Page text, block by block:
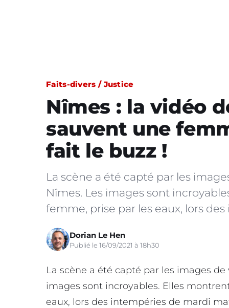
Faits-divers / Justice
Nîmes : la vidéo
sauvent une
fait le buzz !
La scène a été capté par les
Nîmes. Les images sont
femme, prise par les eaux, lors
Dorian Le Hen
Publié le 16/09/2021 à 18h30
La scène a été capté par les images
images sont incroyables. Elles
eaux, lors des intempéries de mardi